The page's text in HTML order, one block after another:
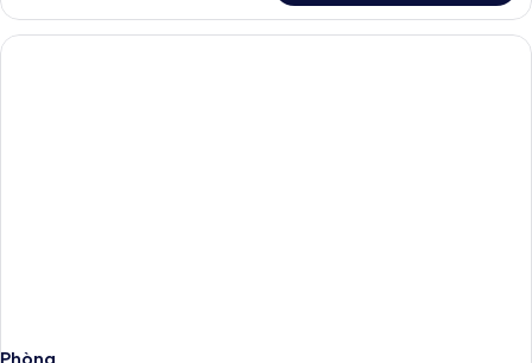
Phòng
Phòng